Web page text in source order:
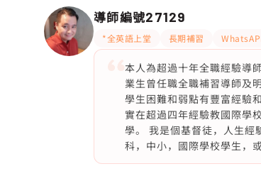
導師編號27129
*全英語上堂 長期補習
本人為超過十年全職經驗導
業生曾任職全職補習導師及
學生困難和弱點有豐富經驗
實在超過四年經驗教國際學
學。 我是個基督徒，人生經
科，中小，國際學校學生，或